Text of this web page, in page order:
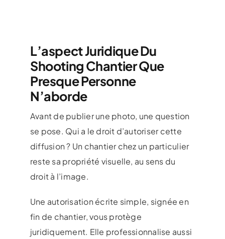
L’aspect Juridique Du
Shooting Chantier Que
Presque Personne
N’aborde
Avant de publier une photo, une question
se pose. Qui a le droit d’autoriser cette
diffusion ? Un chantier chez un particulier
reste sa propriété visuelle, au sens du
droit à l’image.
Une autorisation écrite simple, signée en
fin de chantier, vous protège
juridiquement. Elle professionnalise aussi